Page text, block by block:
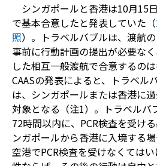
シンガポールと香港は10月15
で基本合意したと発表していた（
照）。トラベルバブルは、渡航
事前に行動計画の提出が必要な
した相互一般渡航で合意するの
CAASの発表によると、トラベル
は、シンガポールまたは香港に
対象となる（注1）。トラベルバ
72時間以内に、PCR検査を受け
ンガポールから香港に入境する
空港でPCR検査を受けなくては